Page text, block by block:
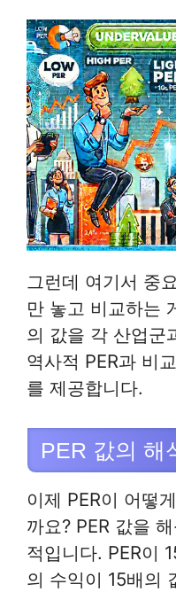
그런데 여기서 중
만 놓고 비교하는
의 값을 각 산업군
역사적 PER과 비
를 제공합니다.
PER 값의 해
이제 PER이 어떻
까요? PER 값을
적입니다. PER이
의 수익이 15배의